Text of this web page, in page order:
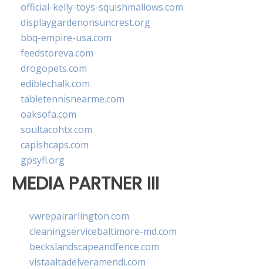
official-kelly-toys-squishmallows.com
displaygardenonsuncrest.org
bbq-empire-usa.com
feedstoreva.com
drogopets.com
ediblechalk.com
tabletennisnearme.com
oaksofa.com
soultacohtx.com
capishcaps.com
gpsyfl.org
MEDIA PARTNER III
vwrepairarlington.com
cleaningservicebaltimore-md.com
beckslandscapeandfence.com
vistaaltadelveramendi.com